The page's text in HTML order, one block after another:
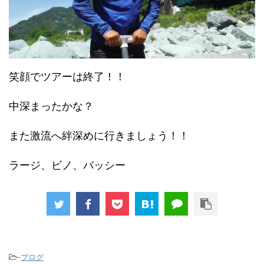
笑顔でツアーは終了！！
中深まったかな？
また激流へ絆深めに行きましょう！！
ラージ、ビノ、バッシー
-ブログ